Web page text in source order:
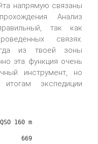
напрямую связаны
Анализ
так как
связях.
из твоей зоны
эта функция очень
инструмент, но
экспедиции